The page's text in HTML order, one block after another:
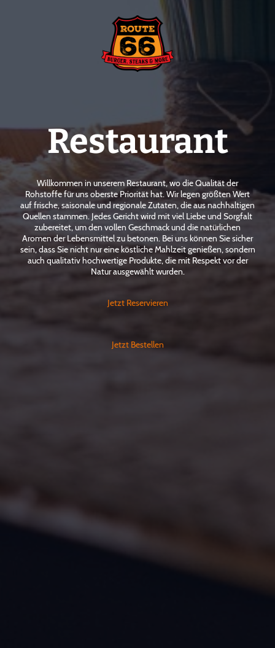
Restaurant
Willkommen in unserem Restaurant, wo die Qualität der
Rohstoffe für uns oberste Priorität hat. Wir legen größten Wert
auf frische, saisonale und regionale Zutaten, die aus nachhaltigen
Quellen stammen. Jedes Gericht wird mit viel Liebe und Sorgfalt
zubereitet, um den vollen Geschmack und die natürlichen
Aromen der Lebensmittel zu betonen. Bei uns können Sie sicher
sein, dass Sie nicht nur eine köstliche Mahlzeit genießen, sondern
auch qualitativ hochwertige Produkte, die mit Respekt vor der
Natur ausgewählt wurden.
Jetzt Reservieren
Jetzt Bestellen